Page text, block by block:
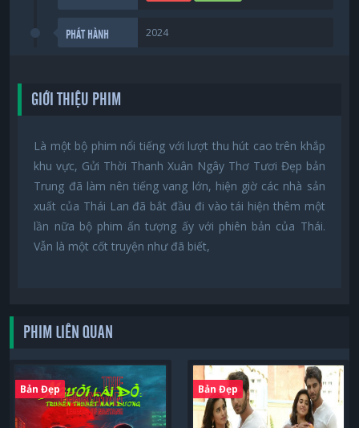
PHÁT HÀNH 2024
GIỚI THIỆU PHIM
Là một bộ phim nổi tiếng với lượt thu hút cao trên khắp
khu vực, Gửi Thời Thanh Xuân Ngây Thơ Tươi Đẹp bản
Trung đã làm nên tiếng vang lớn, hiện giờ các nhà sản
xuất của Thái Lan đã bắt đầu đi vào tái hiện thêm một
lần nữa bộ phim ấn tượng ấy với phiên bản của Thái.
Vẫn là một cốt truyện như đã biết,
PHIM LIÊN QUAN
Bản Đẹp Bản Đẹp